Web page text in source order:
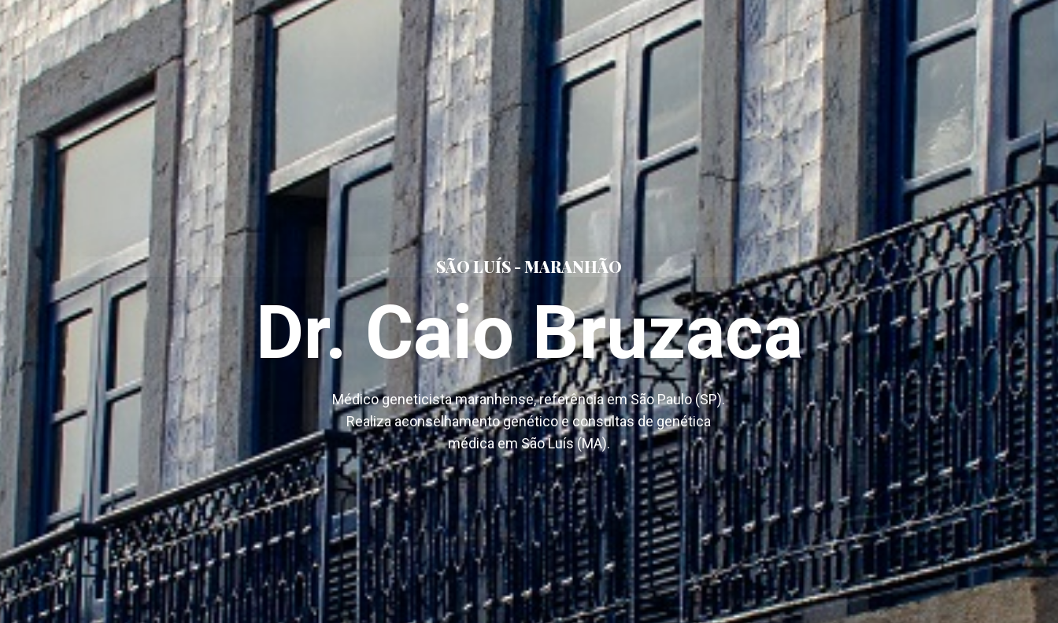
SÃO LUÍS - MARANHÃO
Dr. Caio Bruzaca
Médico geneticista maranhense, referência em São Paulo (SP).
Realiza aconselhamento genético e consultas de genética
médica em São Luís (MA).